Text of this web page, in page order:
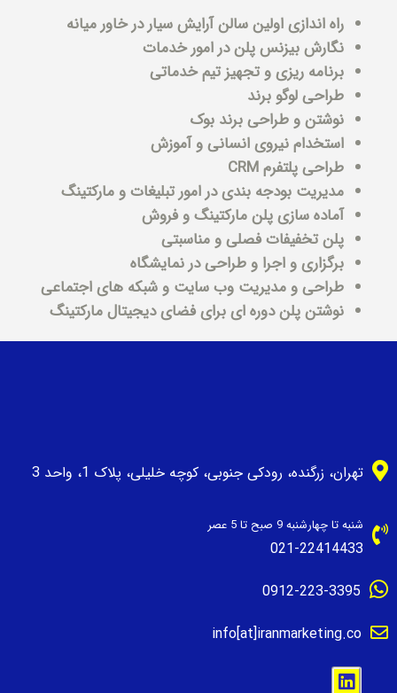
راه اندازی اولین سالن آرایش سیار در خاور میانه
نگارش بیزنس پلن در امور خدمات
برنامه ریزی و تجهیز تیم خدماتی
طراحی لوگو برند
نوشتن و طراحی برند بوک
استخدام نیروی انسانی و آموزش
طراحی پلتفرم CRM
مدیریت بودجه بندی در امور تبلیغات و مارکتینگ
آماده سازی پلن مارکتینگ و فروش
پلن تخفيفات فصلى و مناسبتى
برگزارى و اجرا و طراحى در نمايشگاه
⁠طراحى و مديريت وب سايت و شبكه هاى اجتماعى
⁠نوشتن پلن دوره اى براى فضاى ديجيتال ماركتينگ
تهران، زرگنده، رودکی جنوبی، کوچه خلیلی، پلاک 1، واحد 3
شنبه تا چهارشنبه 9 صبح تا 5 عصر
021-22414433
0912-223-3395
info[at]iranmarketing.co